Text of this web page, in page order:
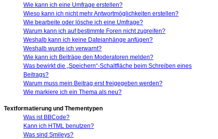
Wie kann ich eine Umfrage erstellen?
Wieso kann ich nicht mehr Antwortmöglichkeiten erstellen?
Wie bearbeite oder lösche ich eine Umfrage?
Warum kann ich auf bestimmte Foren nicht zugreifen?
Weshalb kann ich keine Dateianhänge anfügen?
Weshalb wurde ich verwarnt?
Wie kann ich Beiträge den Moderatoren melden?
Was bewirkt die „Speichern“-Schaltfläche beim Schreiben eines
Beitrags?
Warum muss mein Beitrag erst freigegeben werden?
Wie markiere ich ein Thema als neu?
Textformatierung und Thementypen
Was ist BBCode?
Kann ich HTML benutzen?
Was sind Smileys?